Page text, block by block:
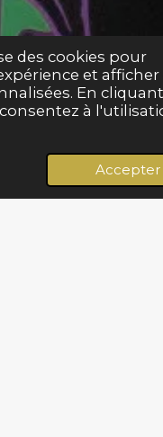
des cookies pour
et afficher
En
à
Accepter